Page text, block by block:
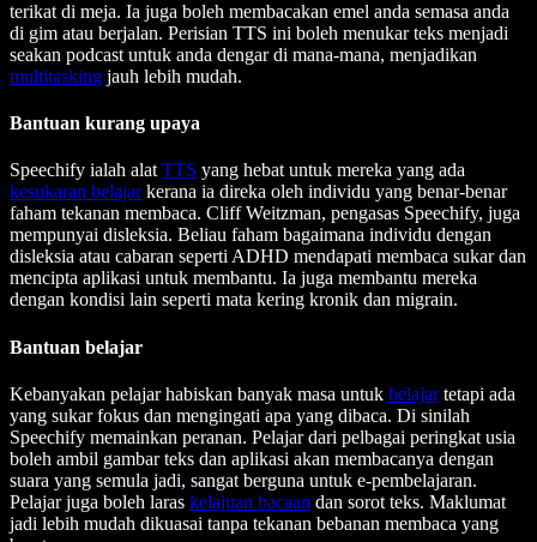
terikat di meja. Ia juga boleh membacakan emel anda semasa anda
di gim atau berjalan. Perisian TTS ini boleh menukar teks menjadi
seakan podcast untuk anda dengar di mana-mana, menjadikan
multitasking jauh lebih mudah.
Bantuan kurang upaya
Speechify ialah alatTTS yang hebat untuk mereka yang ada
kesukaran belajarkerana ia direka oleh individu yang benar-benar
faham tekanan membaca. Cliff Weitzman, pengasas Speechify, juga
mempunyai disleksia. Beliau faham bagaimana individu dengan
disleksia atau cabaran seperti ADHD mendapati membaca sukar dan
mencipta aplikasi untuk membantu. Ia juga membantu mereka
dengan kondisi lain seperti mata kering kronik dan migrain.
Bantuan belajar
Kebanyakan pelajar habiskan banyak masa untuk belajartetapi ada
yang sukar fokus dan mengingati apa yang dibaca. Di sinilah
Speechify memainkan peranan. Pelajar dari pelbagai peringkat usia
boleh ambil gambar teks dan aplikasi akan membacanya dengan
suara yang semula jadi, sangat berguna untuk e-pembelajaran.
Pelajar juga boleh laras kelajuan bacaan dan sorot teks. Maklumat
jadi lebih mudah dikuasai tanpa tekanan bebanan membaca yang